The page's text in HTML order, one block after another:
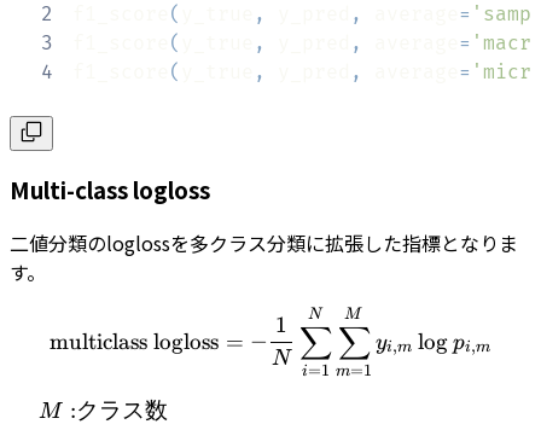
2
( , , =
3
( , , =
4
( , , =
Multi-class logloss
二値分類のloglossを多クラス分類に拡張した指標となりま
す。
\textrm{multiclass
multiclass logloss = −
N
1
i=1
∑
N
m=1
∑
M
yi,m log pi,m
M :クラス数